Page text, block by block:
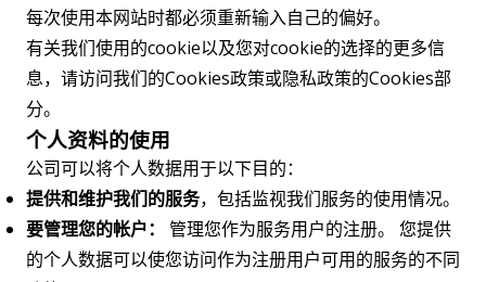
每次使用本网站时都必须重新输入自己的偏好。
有关我们使用的cookie以及您对cookie的选择的更多信
息，请访问我们的Cookies政策或隐私政策的Cookies部
分。
个人资料的使用
公司可以将个人数据用于以下目的：
提供和维护我们的服务，包括监视我们服务的使用情况。
要管理您的帐户：
管理您作为服务用户的注册。 您提供
的个人数据可以使您访问作为注册用户可用的服务的不同